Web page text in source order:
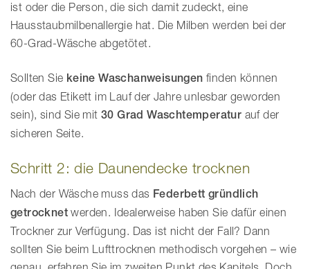
ist oder die Person, die sich damit zudeckt, eine
Hausstaubmilbenallergie hat. Die Milben werden bei der
60-Grad-Wäsche abgetötet.
Sollten Sie keine Waschanweisungenfinden können
(oder das Etikett im Lauf der Jahre unlesbar geworden
sein), sind Sie mit30 Grad Waschtemperatur auf der
sicheren Seite.
Schritt 2: die Daunendecke trocknen
Nach der Wäsche muss das Federbett gründlich
getrocknet werden. Idealerweise haben Sie dafür einen
Trockner zur Verfügung. Das ist nicht der Fall? Dann
sollten Sie beim Lufttrocknen methodisch vorgehen – wie